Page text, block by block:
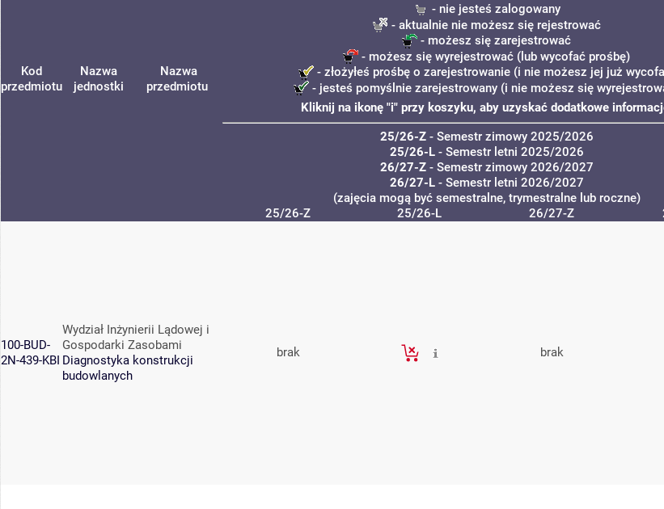
Kod
przedmiotu
Nazwa
jednostki
Nazwa
przedmiotu
- nie jesteś zalogowany
- aktualnie nie możesz się rejestrować
- możesz się zarejestrować
- możesz się wyrejestrować (lub wycofać prośbę)
- złożyłeś prośbę o zarejestrowanie (i nie możesz jej już
- jesteś pomyślnie zarejestrowany (i nie możesz się
Kliknij na ikonę "i" przy koszyku, aby uzyskać dodatkowe
25/26-Z- Semestr zimowy 2025/2026
25/26-L- Semestr letni 2025/2026
26/27-Z- Semestr zimowy 2026/2027
26/27-L- Semestr letni 2026/2027
(zajęcia mogą być semestralne, trymestralne lub roczne)
25/26-Z 25/26-L 26/27-Z
100-BUD-
2N-439-KBI
Wydział Inżynierii Lądowej i
Gospodarki Zasobami
Diagnostyka konstrukcji
budowlanych
brak brak